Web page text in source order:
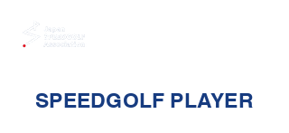
SPEEDGOLF PLAYER